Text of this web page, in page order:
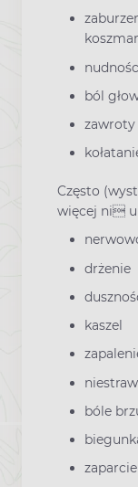
ból
zawroty
Często
więcej ni u
drżenie
kaszel
bóle
zaparcie